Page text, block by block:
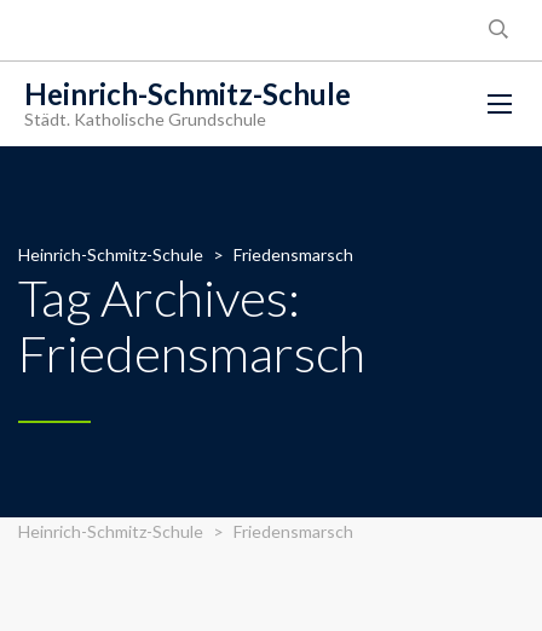
Heinrich-Schmitz-Schule
Städt. Katholische Grundschule
Heinrich-Schmitz-Schule > Friedensmarsch
Tag Archives:
Friedensmarsch
Heinrich-Schmitz-Schule > Friedensmarsch